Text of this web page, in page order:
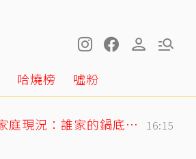
哈燒榜 噓粉
孫安佐出庭！狄鶯飛出台灣散心 孫鵬曝家庭現況：誰家的鍋底沒有灰塵 16:15